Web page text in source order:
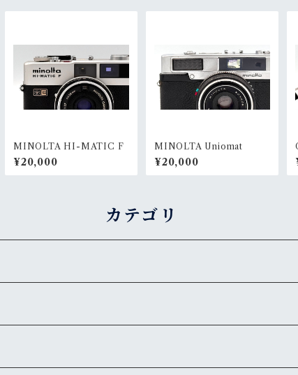
MINOLTA HI-MATIC F
¥20,000
MINOLTA Uniomat
¥20,000
カテゴリ